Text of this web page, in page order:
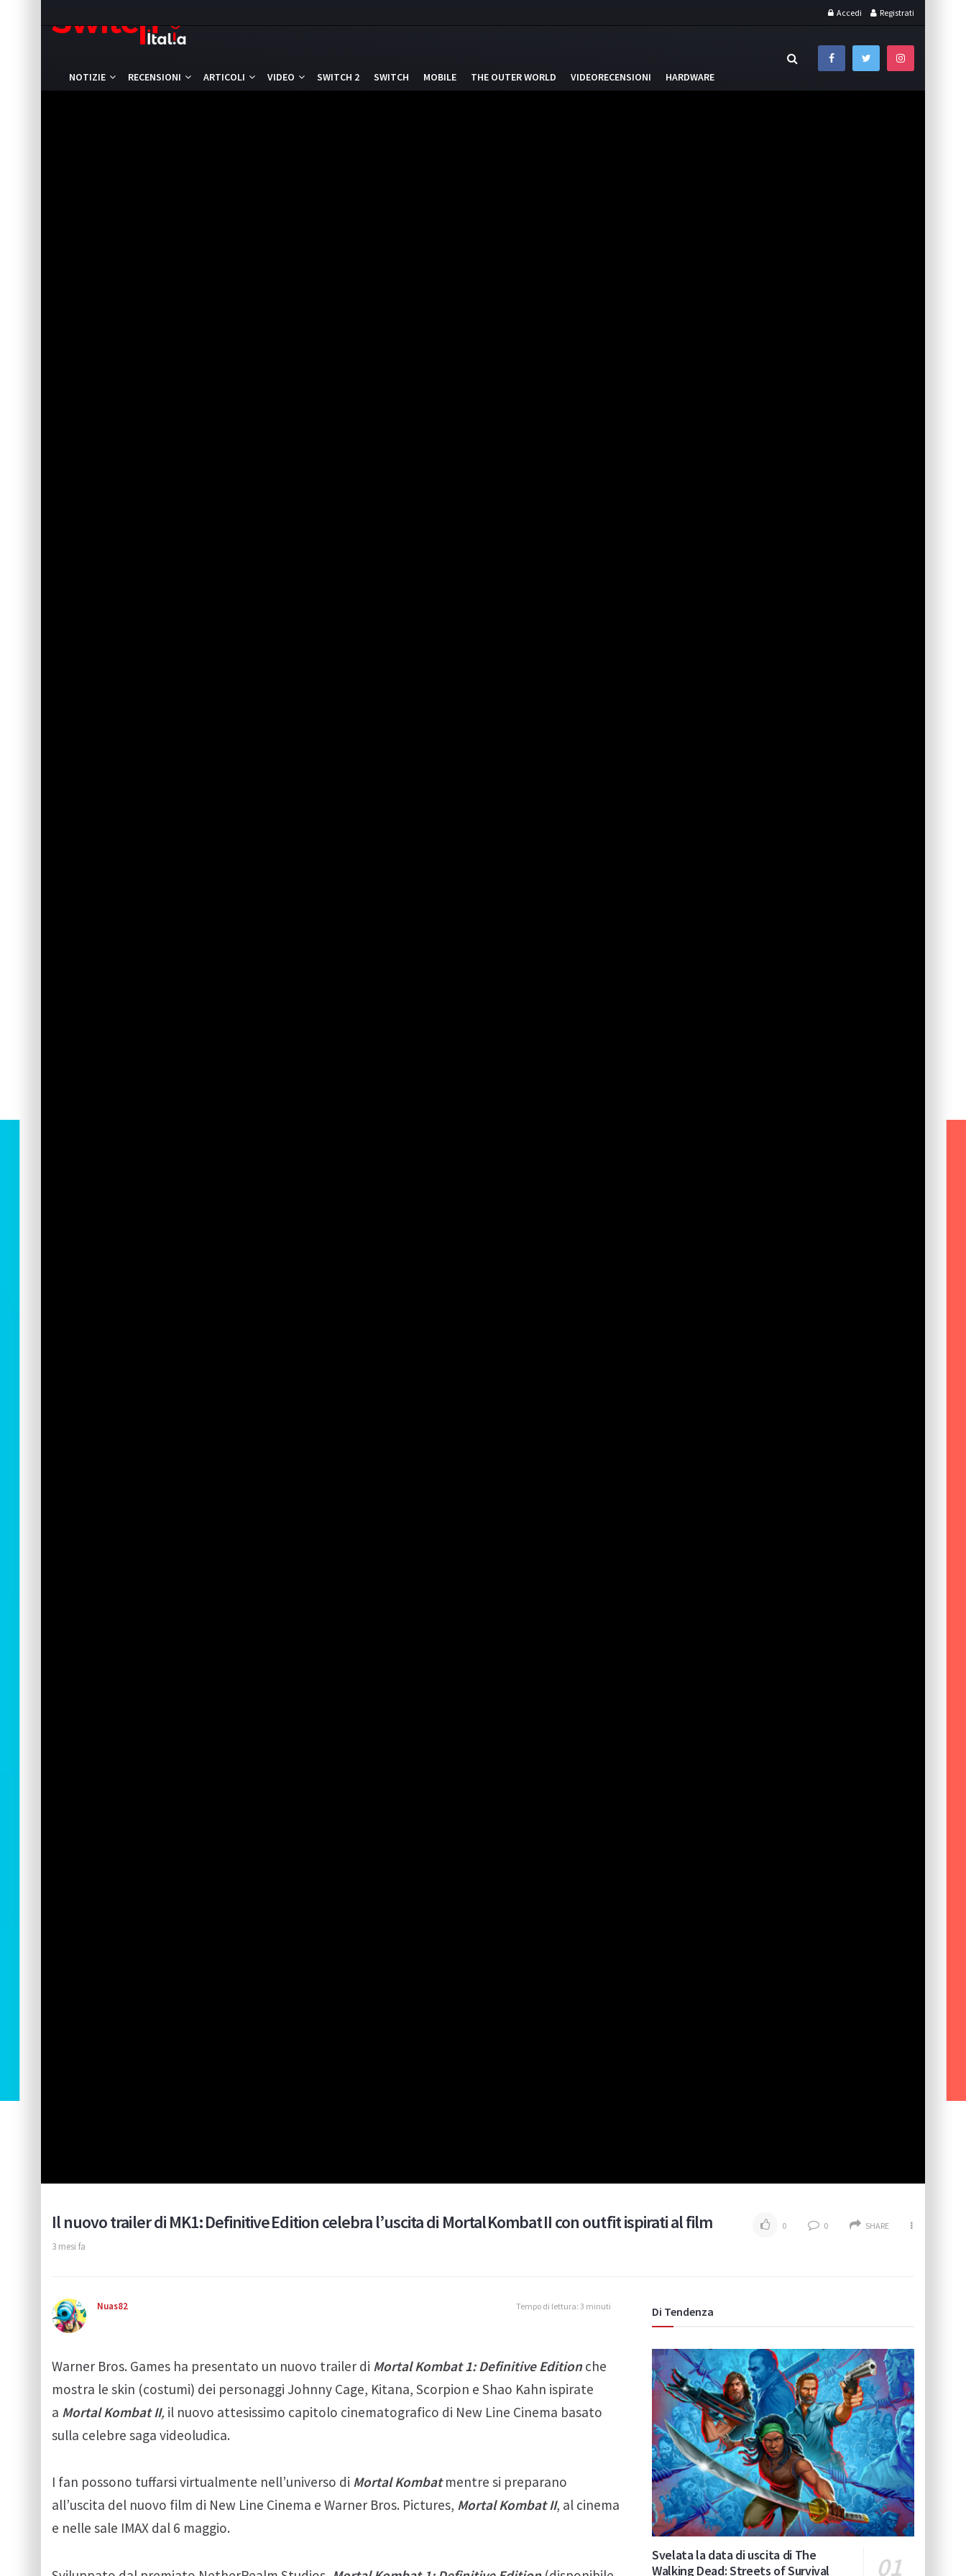
Accedi Registrati
NOTIZIE RECENSIONI ARTICOLI VIDEO SWITCH 2 SWITCH MOBILE THE OUTER WORLD VIDEORECENSIONI HARDWARE
Il nuovo trailer di MK1: Definitive Edition celebra l’uscita di Mortal Kombat II con outfit ispirati al film
3 mesi fa
0 0 SHARE
Nuas82 Tempo di lettura: 3 minuti
Warner Bros. Games ha presentato un nuovo trailer di Mortal Kombat 1: Definitive Edition che
mostra le skin (costumi) dei personaggi Johnny Cage, Kitana, Scorpion e Shao Kahn ispirate
a Mortal Kombat II, il nuovo attesissimo capitolo cinematografico di New Line Cinema basato
sulla celebre saga videoludica.
I fan possono tuffarsi virtualmente nell’universo di Mortal Kombatmentre si preparano
all’uscita del nuovo film di New Line Cinema e Warner Bros. Pictures, Mortal Kombat II, al cinema
e nelle sale IMAX dal 6 maggio.
Di Tendenza
Svelata la data di uscita di The
Walking Dead: Streets of Survival